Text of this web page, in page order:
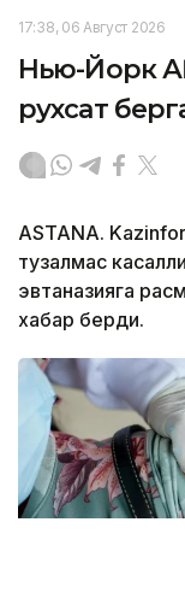
17:38, 06 Август 2026
Нью-Йорк
рухсат
ASTANA.
тузалмас
эвтаназияга
хабар берди.